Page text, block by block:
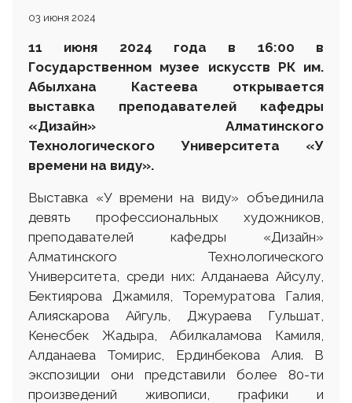
03 июня 2024
11 июня 2024 года в 16:00 в
Государственном музее искусств РК им.
Абылхана Кастеева открывается
выставка преподавателей кафедры
«Дизайн» Алматинского
Технологического Университета «У
времени на виду».
Выставка «У времени на виду» объединила
девять профессиональных художников,
преподавателей кафедры «Дизайн»
Алматинского Технологического
Университета, среди них: Алданаева Айсулу,
Бектиярова Джамиля, Торемуратова Галия,
Алияскарова Айгуль, Джураева Гульшат,
Кенесбек Жадыра, Абилкаламова Камиля,
Алданаева Томирис, Ердинбекова Алия. В
экспозиции они представили более 80-ти
произведений живописи, графики и